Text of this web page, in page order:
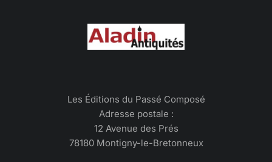
Les Éditions du Passé Composé
Adresse postale :
12 Avenue des Prés
78180 Montigny-le-Bretonneux